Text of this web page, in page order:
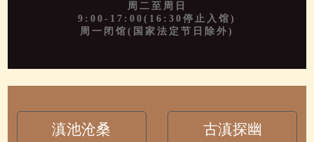
周二至周日
9:00-17:00(16:30停止入馆)
周一闭馆(国家法定节日除外)
滇池沧桑 古滇探幽